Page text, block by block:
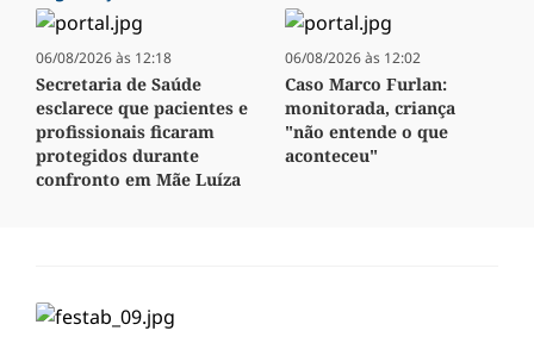
06/08/2026 às 12:18
Secretaria de Saúde
esclarece que pacientes e
profissionais ficaram
protegidos durante
confronto em Mãe Luíza
06/08/2026 às 12:02
Caso Marco Furlan:
monitorada, criança
"não entende o que
aconteceu"